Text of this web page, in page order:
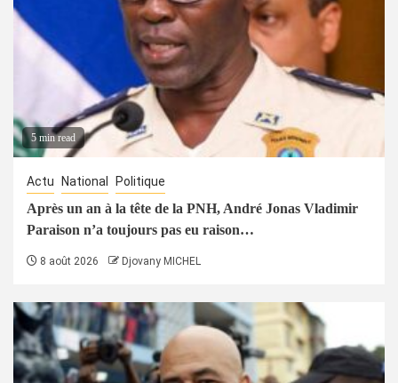
5 min read
Actu National Politique
Après un an à la tête de la PNH, André Jonas Vladimir
Paraison n’a toujours pas eu raison…
8 août 2026 Djovany MICHEL